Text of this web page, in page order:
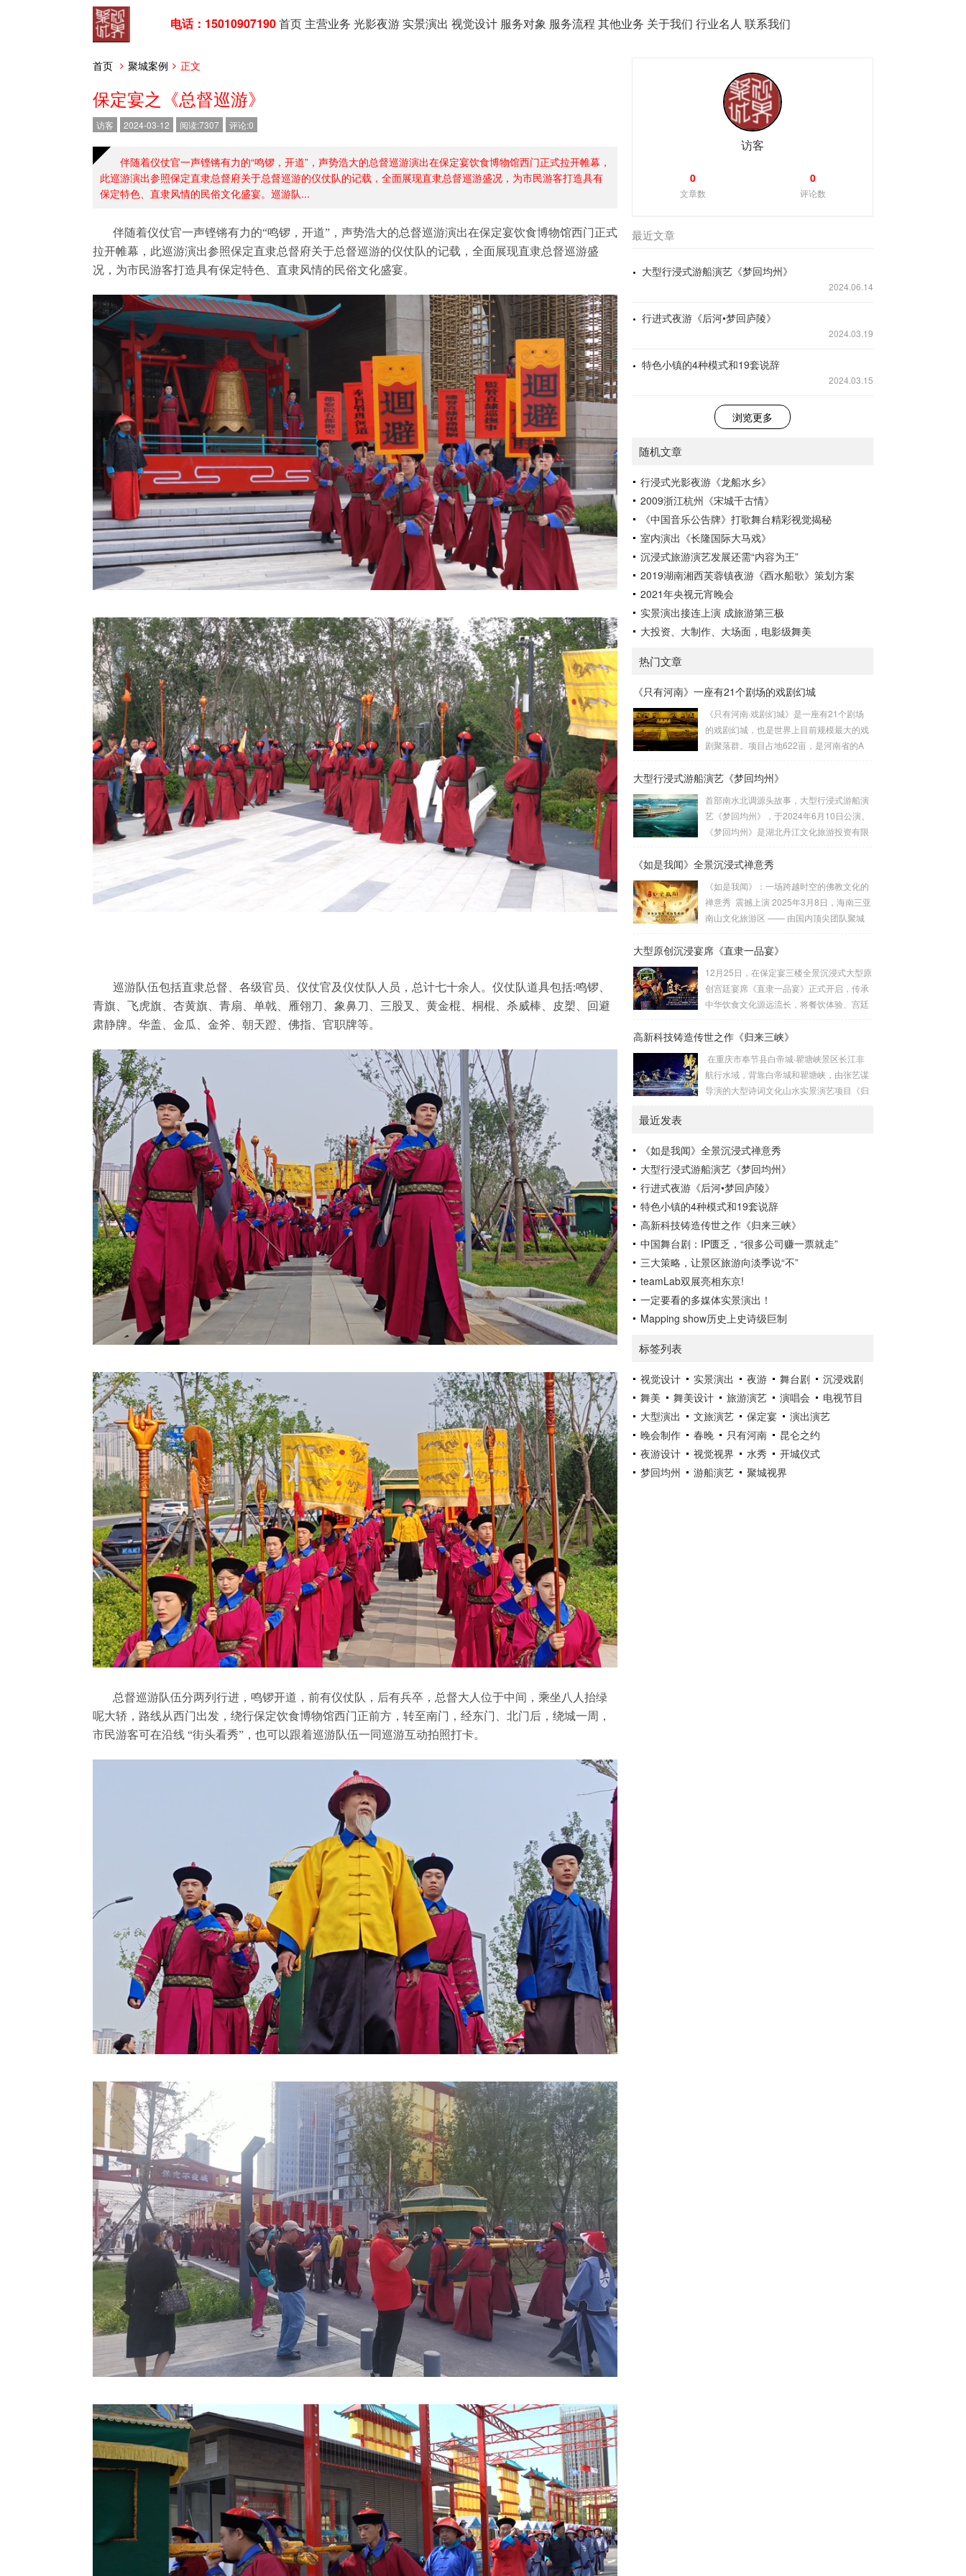
电话：15010907190首页 主营业务 光影夜游 实景演出 视觉设计 服务对象 服务流程 其他业务 关于我们 行业名人 联系我们
首页 聚城案例 正文
保定宴之《总督巡游》
访客 2024-03-12 阅读:7307 评论:0
伴随着仪仗官一声铿锵有力的“鸣锣，开道”，声势浩大的总督巡游演出在保定宴饮食博物馆西门正式拉开帷幕，
此巡游演出参照保定直隶总督府关于总督巡游的仪仗队的记载，全面展现直隶总督巡游盛况，为市民游客打造具有
保定特色、直隶风情的民俗文化盛宴。巡游队...
伴随着仪仗官一声铿锵有力的“鸣锣，开道”，声势浩大的总督巡游演出在保定宴饮食博物馆西门正式
拉开帷幕，此巡游演出参照保定直隶总督府关于总督巡游的仪仗队的记载，全面展现直隶总督巡游盛
况，为市民游客打造具有保定特色、直隶风情的民俗文化盛宴。
巡游队伍包括直隶总督、各级官员、仪仗官及仪仗队人员，总计七十余人。仪仗队道具包括:鸣锣、
青旗、飞虎旗、杏黄旗、青扇、 单戟、 雁翎刀、 象鼻刀、三股叉、 黄金棍、桐棍、杀威棒、皮槊、
回避
肃静牌。华盖、金瓜、金斧、朝天蹬、佛指、官职牌等。
总督巡游队伍分两列行进，鸣锣开道，前有仪仗队，后有兵卒，总督大人位于中间，乘坐八人抬绿
呢大轿，路线从西门出发，绕行保定饮食博物馆西门正前方，转至南门，经东门、北门后，绕城一周，
市民游客可在沿线 “街头看秀”，也可以跟着巡游队伍一同巡游互动拍照打卡。
访客
0
文章数
0
评论数
最近文章
大型行浸式游船演艺《梦回均州》
2024.06.14
行进式夜游《后河•梦回庐陵》
2024.03.19
特色小镇的4种模式和19套说辞
2024.03.15
浏览更多
随机文章
行浸式光影夜游《龙船水乡》
2009浙江杭州《宋城千古情》
《中国音乐公告牌》打歌舞台精彩视觉揭秘
室内演出《长隆国际大马戏》
沉浸式旅游演艺发展还需“内容为王”
2019湖南湘西芙蓉镇夜游《酉水船歌》策划方案
2021年央视元宵晚会
实景演出接连上演 成旅游第三极
大投资、大制作、大场面，电影级舞美
热门文章
《只有河南》一座有21个剧场的戏剧幻城
《只有河南·戏剧幻城》是一座有21个剧场
的戏剧幻城，也是世界上目前规模最大的戏
剧聚落群。项目占地622亩，是河南省的A
时四年共同打造而成，是王潮歌继“印象”“又
的扛鼎之作。作为一部以厚重的中原文化为
题材的殿堂级作品，《只有河南》以首创
的“戏剧幻城”向世界讲述河南故事。王潮歌
将数个剧场聚落群粘合在一起，为世界打造
了一个戏剧王国。聚城视界深度参与了该项
目，负责了幻...
大型行浸式游船演艺《梦回均州》
首部南水北调源头故事，大型行浸式游船演
艺《梦回均州》，于2024年6月10日公演。
《梦回均州》是湖北丹江文化旅游投资有限
司总承制的汉江夜游演艺项目。它将观众带
佳佳 作品聚城视界 总制作总 设 计：刘峰总
导 演：杨佳佳导 演：范宇鹏视觉设计：
葛锐项目管理：崔法明技术总监：崔法明舞
计：李劼鹏主题包装：王雍舞美工程：大连
金沅装...
《如是我闻》全景沉浸式禅意秀
《如是我闻》：一场跨越时空的佛教文化的
禅意秀 震撼上演 2025年3月8日，海南三亚
南山文化旅游区 —— 由国内顶尖团队聚城
是我闻》隆重试演。这部以佛教经典《妙法
台设计、先进的科技手段和深刻的文化内
涵，为观众呈现一场跨越时空的心灵之旅。
作为国内首部将佛教哲理与现代科技深度融
我闻》不仅是一场视觉与听觉的盛宴，更是
一次对生命、...
大型原创沉浸宴席《直隶一品宴》
12月25日，在保定宴三楼全景沉浸式大型原
创宫廷宴席《直隶一品宴》正式开启，传承
中华饮食文化源远流长，将餐饮体验、宫廷
客带来一场创新的沉浸式用餐体验。保定靴
承人，保定宴董事长梁连起先生致力于官府
菜的传承、菜谱挖掘和保护。该宴席吸取冀
菜饮食文化精髓，一餐一饭精雕细琢尽显匠
文化遗存，感受直隶文化的独特魅力。《直
隶一品宴》讲述直隶官...
高新科技铸造传世之作《归来三峡》
在重庆市奉节县白帝城·瞿塘峡景区长江非
航行水域，背靠白帝城和瞿塘峡，由张艺谋
导演的大型诗词文化山水实景演艺项目《归
称锋尚文化）携手相关主创团队历经1年多
的紧张筹备，几经打磨，终成盛宴。 重庆市
奉节县，“西南四道之咽喉，吴楚万里之襟
带”，是一座拥有2300多年灿烂文明的“中华
最前线，《归来三峡...
最近发表
《如是我闻》全景沉浸式禅意秀
大型行浸式游船演艺《梦回均州》
行进式夜游《后河•梦回庐陵》
特色小镇的4种模式和19套说辞
高新科技铸造传世之作《归来三峡》
中国舞台剧：IP匮乏，“很多公司赚一票就走”
三大策略，让景区旅游向淡季说“不”
teamLab双展亮相东京!
一定要看的多媒体实景演出！
Mapping show历史上史诗级巨制
标签列表
视觉设计 实景演出 夜游 舞台剧
沉浸戏剧
舞美
舞美设计 旅游演艺 演唱会
电视节目
大型演出
文旅演艺 保定宴
演出演艺
晚会制作
春晚 只有河南
昆仑之约
夜游设计
视觉视界 水秀
开城仪式
梦回均州
游船演艺 聚城视界